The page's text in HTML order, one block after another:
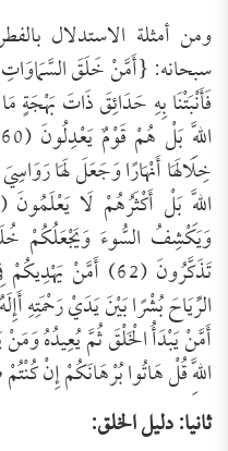
ومن أمثلة الاستدلال
سبحانه: {أَمَّنْ خَلَقَ
فَأَنْبَتْنَا بِهِ حَدَائِقَ ذَاتَ بَهْجَةٍ
خِلَالَهَا أَنْهَارًا وَجَعَلَ لَهَا
وَيَكْشِفُ السُّوءَ وَيَجْعَلُكُمْ
تَذَكَّرُونَ (62) أَمَّنْ
أَمَّنْ يَبْدَأُ الْخَلْقَ ثُمَّ يُعِيدُهُ
اللَّهِ قُلْ هَاتُوا بُرْهَانَكُمْ إِنْ كُنْتُمْ
ثانيا: دليل الخلق: